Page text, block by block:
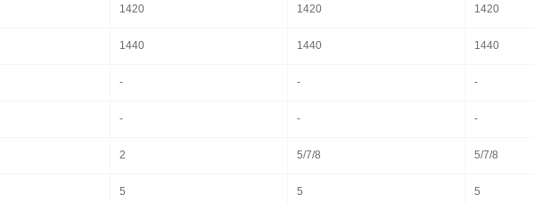
1420 1420 1420
1440 1440 1440
- - -
- - -
2 5/7/8 5/7/8
5 5 5